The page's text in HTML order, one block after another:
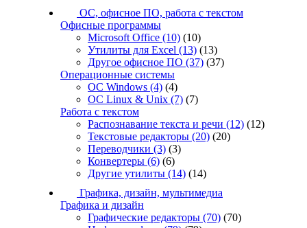
ОС, офисное ПО, работа с текстом
Офисные программы
Microsoft Office (10) (10)
Утилиты для Excel (13) (13)
Другое офисное ПО (37) (37)
Операционные системы
ОС Windows (4) (4)
ОС Linux & Unix (7) (7)
Работа с текстом
Распознавание текста и речи (12) (12)
Текстовые редакторы (20) (20)
Переводчики (3) (3)
Конвертеры (6) (6)
Другие утилиты (14) (14)
Графика, дизайн, мультимедиа
Графика и дизайн
Графические редакторы (70) (70)